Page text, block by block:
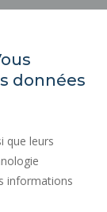
données
que leurs
informations